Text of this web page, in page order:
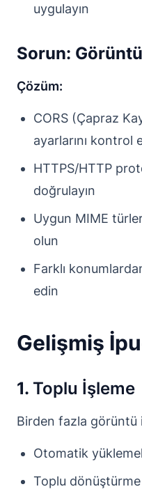
uygulayın
Sorun:
Çözüm:
CORS (Çapraz
ayarlarını kontrol
HTTPS/HTTP
doğrulayın
Uygun MIME
olun
Farklı
edin
Gelişmiş
1. Toplu İşleme
Birden fazla görüntü
Otomatik
Toplu